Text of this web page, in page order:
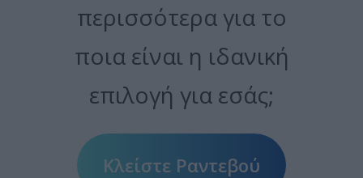
περισσότερα για το
ποια είναι η ιδανική
επιλογή για εσάς;
Κλείστε Ραντεβού